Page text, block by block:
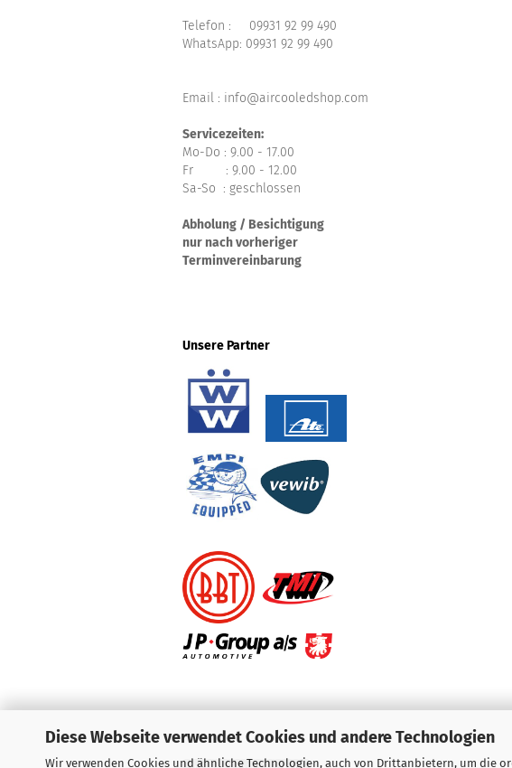
Diese Webseite verwendet Cookies und andere Technologien
Wir verwenden Cookies und ähnliche Technologien, auch von Drittanbietern, um die
Telefon : 09931 92 99 490
WhatsApp: 09931 92 99 490
Email : info@aircooledshop.com
Servicezeiten:
Mo-Do : 9.00 - 17.00
Fr : 9.00 - 12.00
Sa-So : geschlossen
Abholung / Besichtigung
nur nach vorheriger
Terminvereinbarung
Unsere Partner